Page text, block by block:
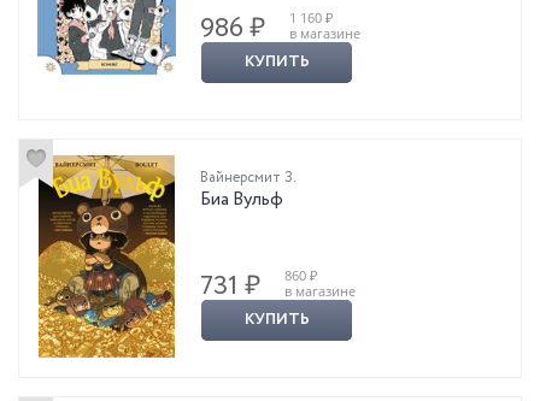
986 ₽
1 160 ₽
в магазине
КУПИТЬ
Вайнерсмит З.
Биа Вульф
731 ₽
860 ₽
в магазине
КУПИТЬ